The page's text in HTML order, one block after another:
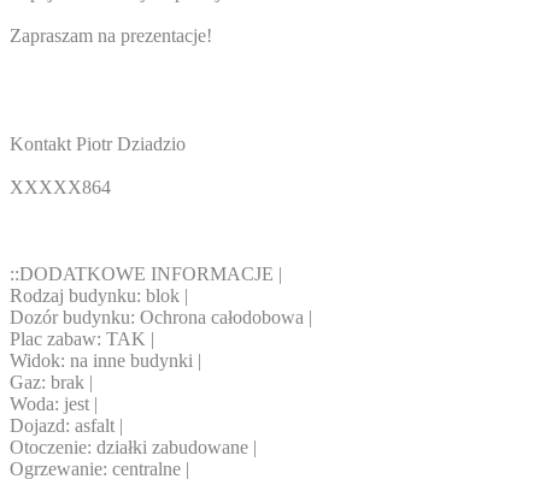
Zapraszam na prezentacje!
Kontakt Piotr Dziadzio
XXXXX864
::DODATKOWE INFORMACJE |
Rodzaj budynku: blok |
Dozór budynku: Ochrona całodobowa |
Plac zabaw: TAK |
Widok: na inne budynki |
Gaz: brak |
Woda: jest |
Dojazd: asfalt |
Otoczenie: działki zabudowane |
Ogrzewanie: centralne |